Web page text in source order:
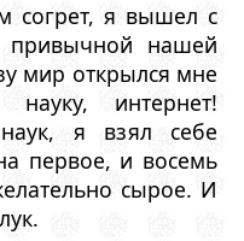
согрет, я вышел с
привычной нашей
мир открылся мне
интернет!
я взял себе
первое, и восемь
сырое. И